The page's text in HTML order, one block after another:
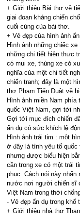
+ Giới thiệu Bài thơ về
giai đoạn kháng chiến
cuối cùng của bài thơ.
+ Vẻ đẹp của hình ảnh
Hình ảnh những chiếc
những chi tiết hiện thực
có mui xe, thùng xe có
nghĩa của một chi tiết
chiến tranh; đây là một
thơ Phạm Tiến Duật về
Hình ảnh miền Nam
quốc Việt Nam, gợi tới
Gợi tới mục đích chiến
ẩn dụ có sức khích lệ
Hình ảnh trái tim : một
ở đây là tình yêu tổ quốc
nhưng được biểu hiện
cần trong xe có một trái
phục. Cách nói này
nước nơi người chiến sĩ
Việt Nam trong thời
- Vẻ đẹp ẩn dụ trong khổ
+ Giới thiệu nhà thơ